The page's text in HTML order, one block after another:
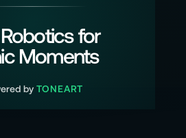
Robotics for
Moments
by TONEART